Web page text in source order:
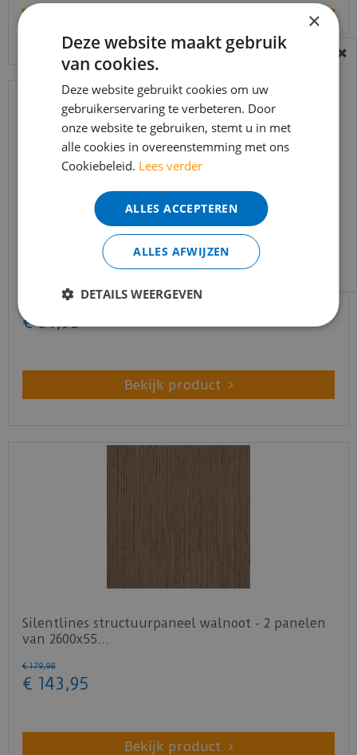
Silentlines lattenwand walnoot - 2600x526x22mm
€ 64,95
Bekijk product
Silentlines structuurpaneel walnoot - 2 panelen
van 2600x55…
€ 179,98
€ 143 ,95
Bekijk product
BEREIKBAARHEID
In verband met de vakantie periode zijn wij
t/m 14 augustus telefonisch helaas niet
bereikbaar.
Bestelling worden uiteraard verwerkt
echter iets minder snel dan wat je van ons
gewend bent.
Voor vragen kan je ons bereiken via
info@merkvloerenwinkel.nl
×
Deze website maakt gebruik
van cookies.
Deze website gebruikt cookies om uw
gebruikerservaring te verbeteren. Door
onze website te gebruiken, stemt u in met
alle cookies in overeenstemming met ons
Cookiebeleid. Lees verder
ALLES ACCEPTEREN
ALLES AFWIJZEN
DETAILS WEERGEVEN